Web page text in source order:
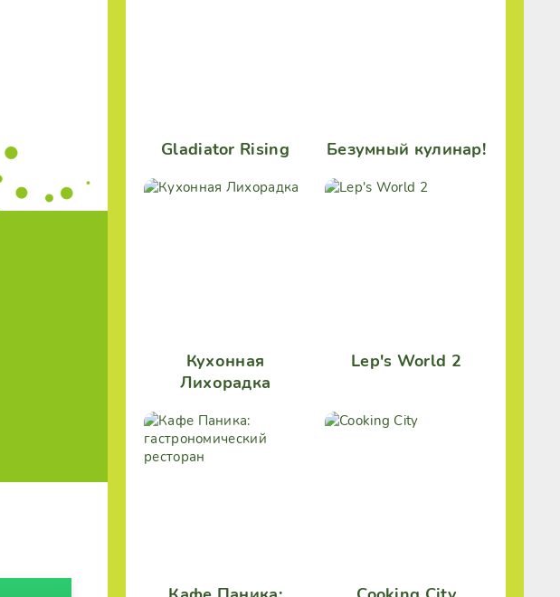
Gladiator Rising Безумный кулинар!
Кухонная
Лихорадка
Lep's World 2